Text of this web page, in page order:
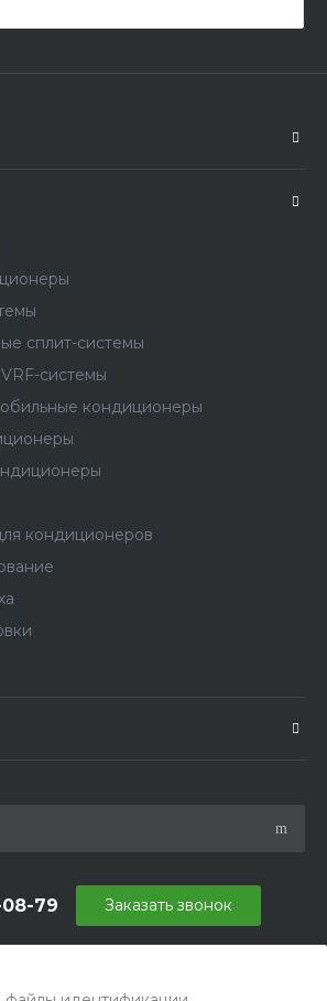
сплит-системы
системы
кондиционеры
кондиционеров
79 Заказать звонок